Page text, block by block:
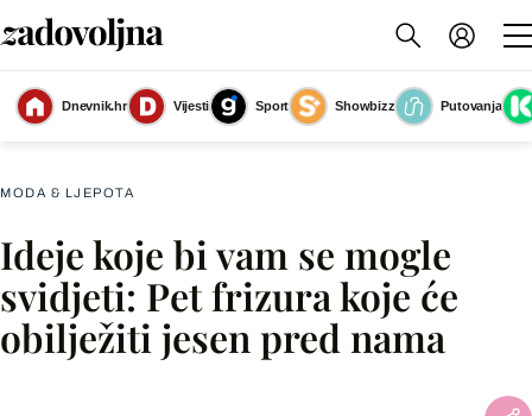
Dnevnik.hr Vijesti Sport Showbizz
Putovanja
Slika nije dostupna
MODA & LJEPOTA
Ideje koje bi vam se mogle
svidjeti: Pet frizura koje će
obilježiti jesen pred nama
Facebook
X